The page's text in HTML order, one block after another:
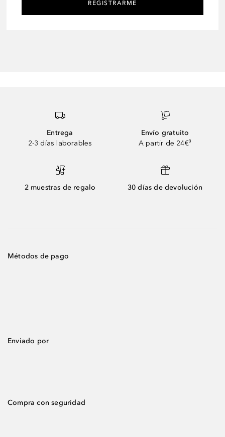
REGISTRARME
Entrega
2-3 días laborables
Envío gratuito
A partir de 24€³
2 muestras de regalo 30 días de devolución
Métodos de pago
Enviado por
Compra con seguridad